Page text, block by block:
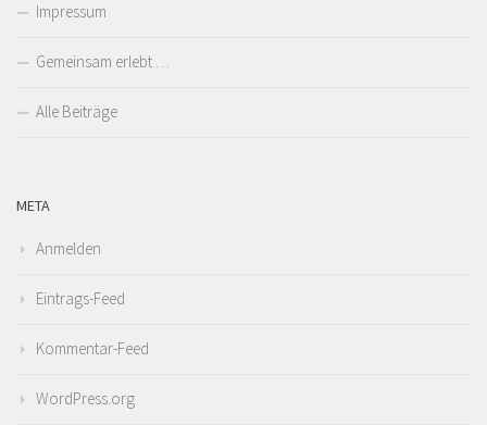
Impressum
Gemeinsam erlebt …
Alle Beiträge
META
Anmelden
Eintrags-Feed
Kommentar-Feed
WordPress.org